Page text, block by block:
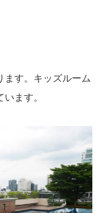
ます。キッズルーム
ます。